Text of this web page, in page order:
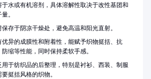
于水或有机溶剂，具体溶解性取决于改性基团和
。
保存于阴凉干燥处，避免高温和阳光直射。
优异的成膜性和附着性，能赋予织物挺括、抗
防缩等性能，同时保持柔软手感。
用于纺织品的后整理，特别是衬衫、西装、制服
要挺括风格的织物。